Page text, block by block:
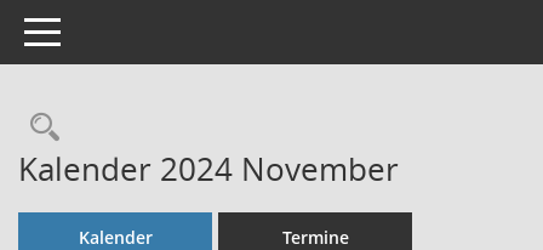
Toggle navigation
Rechercheauswahl
Kalender 2024 November
Kalender Termine